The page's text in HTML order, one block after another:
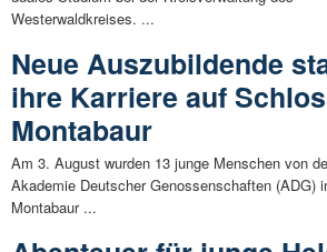
Westerwaldkreises. ...
Neue Auszubildende
ihre Karriere auf
Montabaur
Am 3. August wurden 13 junge Menschen von
Akademie Deutscher Genossenschaften (ADG)
Montabaur ...